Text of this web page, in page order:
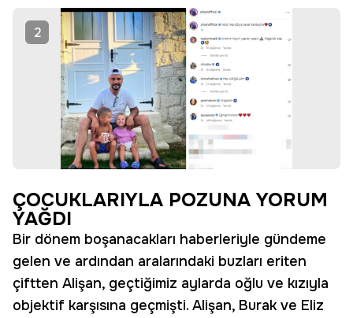
2
ÇOCUKLARIYLA POZUNA YORUM
YAĞDI
Bir dönem boşanacakları haberleriyle gündeme
gelen ve ardından aralarındaki buzları eriten
çiftten Alişan, geçtiğimiz aylarda oğlu ve kızıyla
objektif karşısına geçmişti. Alişan, Burak ve Eliz